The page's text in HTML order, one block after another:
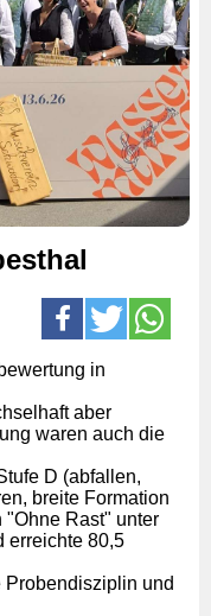
in
aber
waren auch die
D (abfallen,
breite Formation
"Ohne Rast" unter
erreichte 80,5
und